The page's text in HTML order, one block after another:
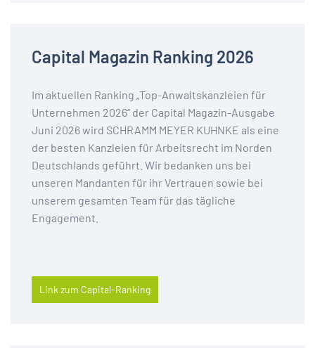
Capital Magazin Ranking 2026
Im aktuellen Ranking „Top-Anwaltskanzleien für
Unternehmen 2026“ der Capital Magazin-Ausgabe
Juni 2026 wird SCHRAMM MEYER KUHNKE als eine
der besten Kanzleien für Arbeitsrecht im Norden
Deutschlands geführt. Wir bedanken uns bei
unseren Mandanten für ihr Vertrauen sowie bei
unserem gesamten Team für das tägliche
Engagement.
Link zum Capital-Ranking